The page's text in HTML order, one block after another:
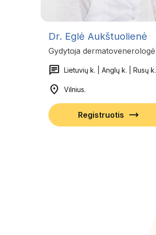
Dr. Eglė Aukštuolienė
Gydytoja dermatovenerologė
chat Lietuvių k. | Anglų k. | Rusų k.
location_on Vilnius.
Registruotis trending_flat